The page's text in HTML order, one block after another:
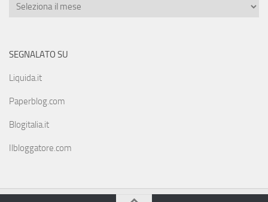
SEGNALATO SU
Liquida.it
Paperblog.com
Blogitalia.it
Ilbloggatore.com